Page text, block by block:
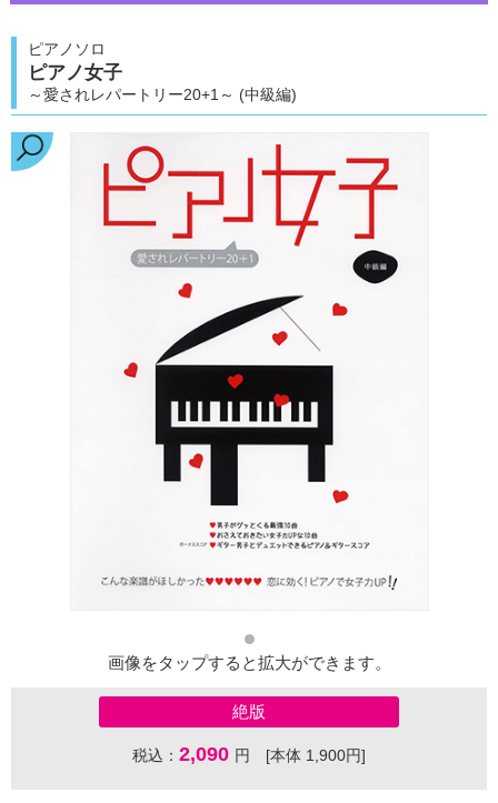
ピアノソロ
ピアノ女子
～愛されレパートリー20+1～ (中級編)
画像をタップすると拡大ができます。
絶版
税込： 2,090 円 [本体 1,900円]